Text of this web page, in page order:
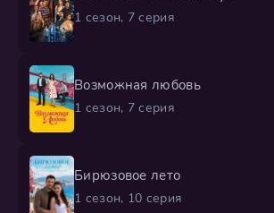
1 сезон, 7 серия
Возможная любовь
1 сезон, 7 серия
Бирюзовое лето
1 сезон, 10 серия